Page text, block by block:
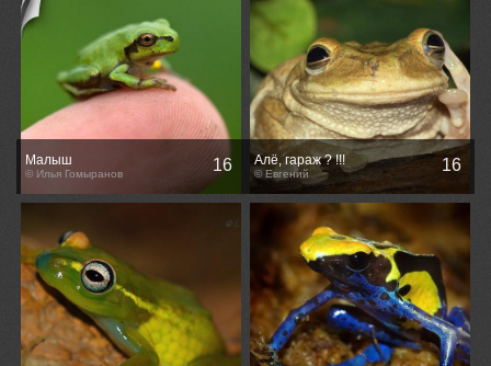
Малыш
© Илья Гомыранов 16 Алё, гараж ? !!!
© Евгений 16